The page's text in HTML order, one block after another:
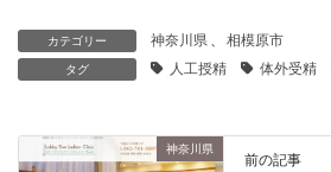
カテゴリー 神奈川県 相模原市
タグ 人工授精 体外受精
神奈川県
前の記事